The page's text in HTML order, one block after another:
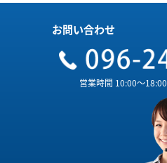
お問い合わせ
営業時間 10:00～18:00